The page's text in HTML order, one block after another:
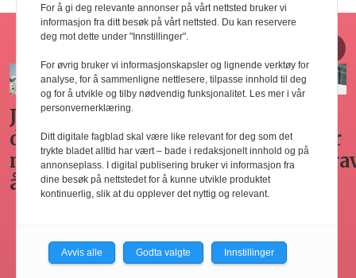
Horecajus fra Føyen
Arbeidsgivers
omplasseringsplikt
ved
oppsigelse
Gode
råd for
sykefraværsoppfølging
om
varsling
adgang
har
av
For å gi deg relevante annonser på vårt nettsted bruker vi
informasjon fra ditt besøk på vårt nettsted. Du kan reservere
deg mot dette under "Innstillinger".
For øvrig bruker vi informasjonskapsler og lignende verktøy for
analyse, for å sammenligne nettlesere, tilpasse innhold til deg
og for å utvikle og tilby nødvendig funksjonalitet. Les mer i vår
personvernerklæring.
Ditt digitale fagblad skal være like relevant for deg som det
trykte bladet alltid har vært – bade i redaksjonelt innhold og på
annonseplass. I digital publisering bruker vi informasjon fra
dine besøk på nettstedet for å kunne utvikle produktet
kontinuerlig, slik at du opplever det nyttig og relevant.
Avvis alle Godta valgte Innstillinger